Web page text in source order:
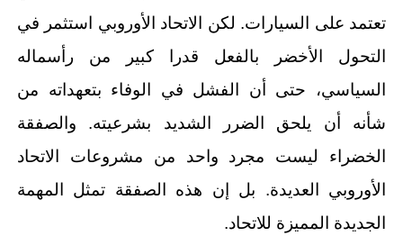
تعتمد على السيارات. لكن الاتحاد الأوروبي استثمر في
التحول الأخضر بالفعل قدرا كبير من رأسماله
السياسي، حتى أن الفشل في الوفاء بتعهداته من
شأنه أن يلحق الضرر الشديد بشرعيته. والصفقة
الخضراء ليست مجرد واحد من مشروعات الاتحاد
الأوروبي العديدة. بل إن هذه الصفقة تمثل المهمة
الجديدة المميزة للاتحاد.